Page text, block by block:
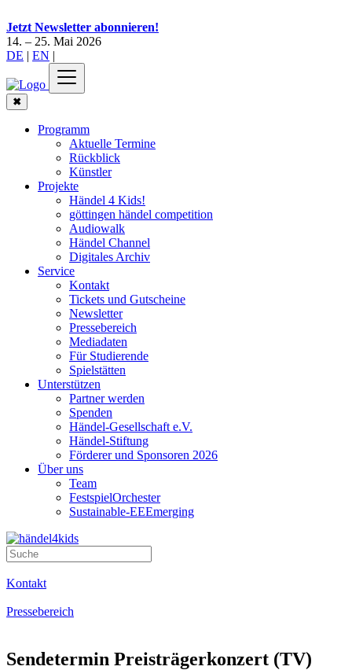
Jetzt Newsletter abonnieren!
14. – 25. Mai 2026
DE | EN |
✖
Programm
Aktuelle Termine
Rückblick
Künstler
Projekte
Händel 4 Kids!
göttingen händel competition
Audiowalk
Händel Channel
Digitales Archiv
Service
Kontakt
Tickets und Gutscheine
Newsletter
Pressebereich
Mediadaten
Für Studierende
Spielstätten
Unterstützen
Partner werden
Spenden
Händel-Gesellschaft e.V.
Händel-Stiftung
Förderer und Sponsoren 2026
Über uns
Team
FestspielOrchester
Sustainable-EEEmerging
Kontakt
Pressebereich
Sendetermin Preisträgerkonzert (TV)